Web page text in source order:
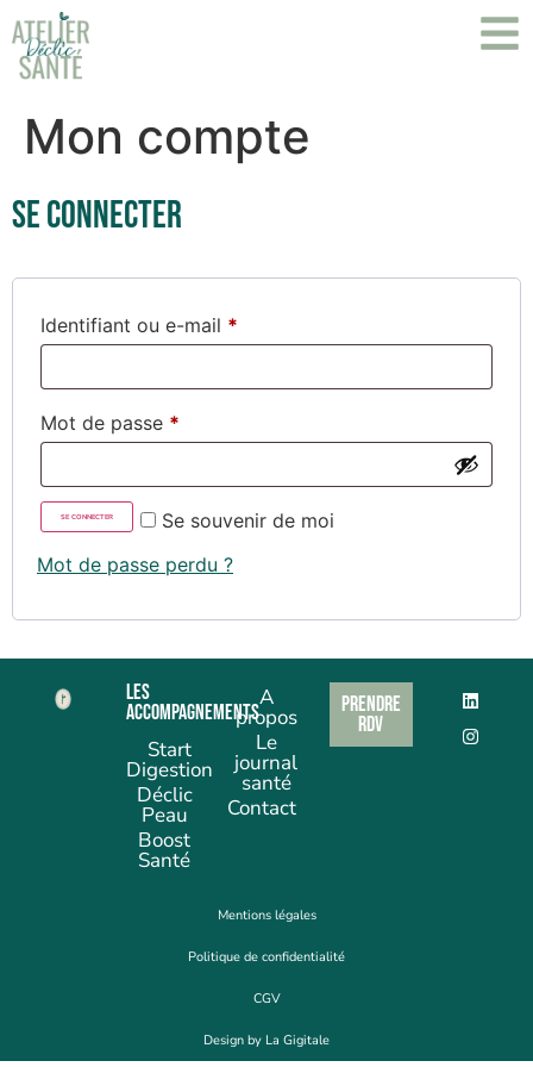
Mon compte
Se connecter
Identifiant ou e-mail *
Mot de passe *
Se souvenir de moi
SE CONNECTER
Mot de passe perdu ?
Les
accompagnements
Start
Digestion
Déclic
Peau
Boost
Santé
A
propos
Le
journal
santé
Contact
Prendre
rdv
Mentions légales
Politique de confidentialité
CGV
Design by La Gigitale